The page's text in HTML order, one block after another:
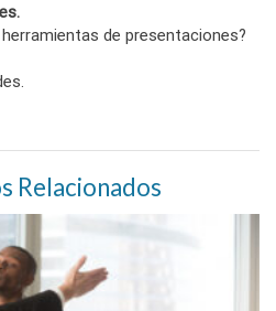
de presentaciones?
Relacionados